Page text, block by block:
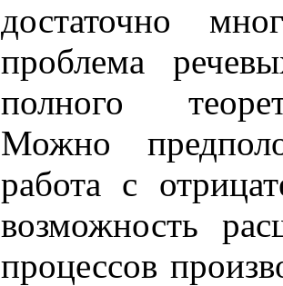
достаточно
проблема
полного
Можно
работа с
возможность
процессов